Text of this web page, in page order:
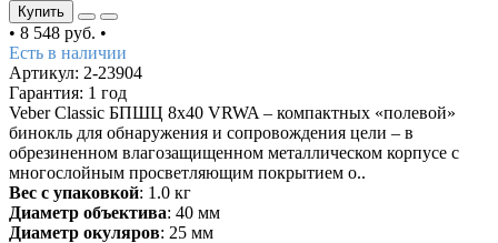
Купить
• 8 548 руб. •
Есть в наличии
Артикул: 2-23904
Гарантия: 1 год
Veber Classic БПШЦ 8x40 VRWA – компактных «полевой»
бинокль для обнаружения и сопровождения цели – в
обрезиненном влагозащищенном металлическом корпусе с
многослойным просветляющим покрытием о..
Вес с упаковкой: 1.0 кг
Диаметр объектива: 40 мм
Диаметр окуляров: 25 мм